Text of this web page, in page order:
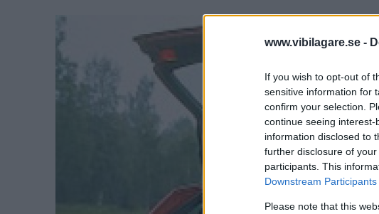
www.vibilagare.se -
If you wish to opt-out of
sensitive information for
confirm your selection.
continue seeing
information disclosed to
further disclosure of
participants. This
Downstream Participants
Please note that this